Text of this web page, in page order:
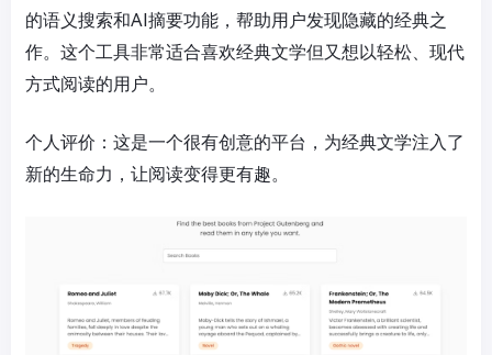
的语义搜索和AI摘要功能，帮助用户发现隐藏的经典之
作。这个工具非常适合喜欢经典文学但又想以轻松、现代
方式阅读的用户。
个人评价：这是一个很有创意的平台，为经典文学注入了
新的生命力，让阅读变得更有趣。